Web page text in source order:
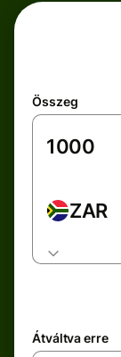
Összeg
ZAR
Átváltva erre